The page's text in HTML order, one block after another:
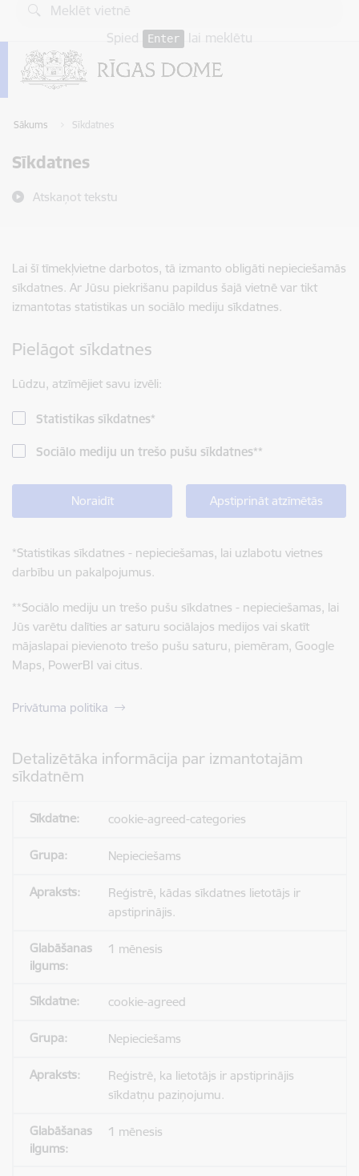
Pāriet uz lapas saturu
Spied
Enter lai meklētu
Sākums Sīkdatnes
Sīkdatnes
Atskaņot tekstu
Lai šī tīmekļvietne darbotos, tā izmanto obligāti nepieciešamās
sīkdatnes. Ar Jūsu piekrišanu papildus šajā vietnē var tikt
izmantotas statistikas un sociālo mediju sīkdatnes.
Pielāgot sīkdatnes
Lūdzu, atzīmējiet savu izvēli:
Statistikas sīkdatnes*
Sociālo mediju un trešo pušu sīkdatnes**
Noraidīt Apstiprināt atzīmētās
*Statistikas sīkdatnes - nepieciešamas, lai uzlabotu vietnes
darbību un pakalpojumus.
**Sociālo mediju un trešo pušu sīkdatnes - nepieciešamas, lai
Jūs varētu dalīties ar saturu sociālajos medijos vai skatīt
mājaslapai pievienoto trešo pušu saturu, piemēram, Google
Maps, PowerBI vai citus.
Privātuma politika
Detalizētāka informācija par izmantotajām
sīkdatnēm
cookie-agreed-categories
Nepieciešams
Reģistrē, kādas sīkdatnes lietotājs ir
apstiprinājis.
1 mēnesis
cookie-agreed
Nepieciešams
Reģistrē, ka lietotājs ir apstiprinājis
sīkdatņu paziņojumu.
1 mēnesis